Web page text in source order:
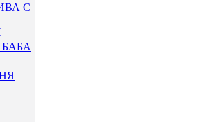
С